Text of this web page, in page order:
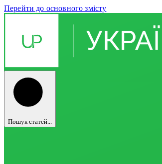
Перейти до основного змісту
Пошук статей...